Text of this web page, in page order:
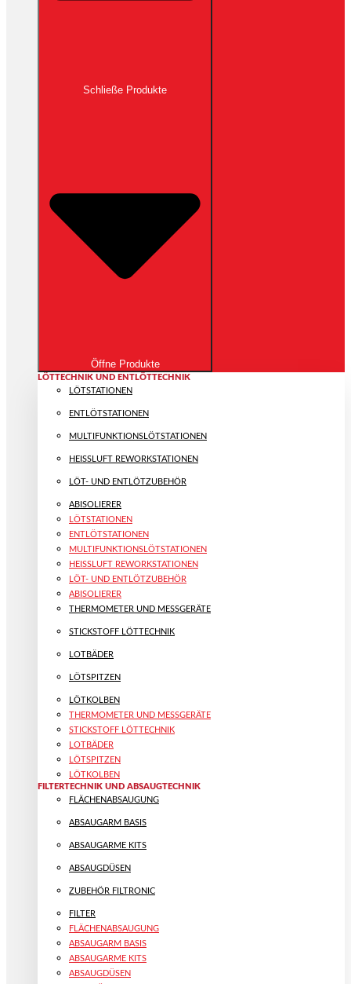
Schließe Produkte
Öffne Produkte
LÖTTECHNIK UND ENTLÖTTECHNIK
LÖTSTATIONEN
ENTLÖTSTATIONEN
MULTIFUNKTIONS­LÖTSTATIONEN
HEISSLUFT REWORKSTATIONEN
LÖT- UND ENTLÖTZUBEHÖR
ABISOLIERER
LÖTSTATIONEN
ENTLÖTSTATIONEN
MULTIFUNKTIONS­LÖTSTATIONEN
HEISSLUFT REWORKSTATIONEN
LÖT- UND ENTLÖTZUBEHÖR
ABISOLIERER
THERMOMETER UND MESSGERÄTE
STICKSTOFF LÖTTECHNIK
LOTBÄDER
LÖTSPITZEN
LÖTKOLBEN
THERMOMETER UND MESSGERÄTE
STICKSTOFF LÖTTECHNIK
LOTBÄDER
LÖTSPITZEN
LÖTKOLBEN
FILTERTECHNIK UND ABSAUGTECHNIK
FLÄCHENABSAUGUNG
ABSAUGARM BASIS
ABSAUGARME KITS
ABSAUGDÜSEN
ZUBEHÖR FILTRONIC
FILTER
FLÄCHENABSAUGUNG
ABSAUGARM BASIS
ABSAUGARME KITS
ABSAUGDÜSEN